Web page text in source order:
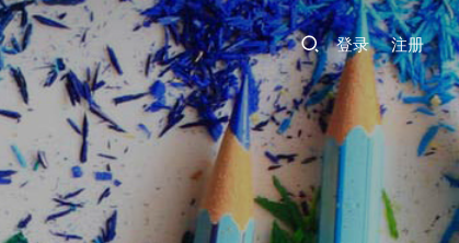
登录 注册